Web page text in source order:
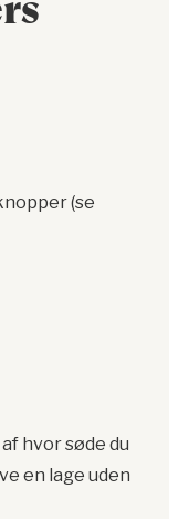
(se
hvor søde du
en lage uden